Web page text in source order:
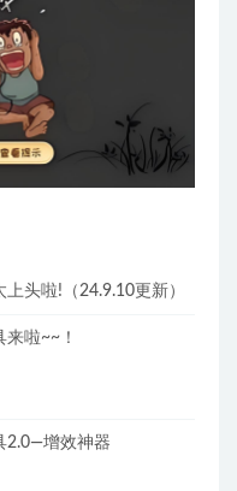
头啦!（24.9.10更新）
啦~~！
2.0—增效神器